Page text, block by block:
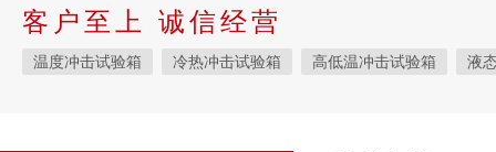
客户至上 诚信经营
温度冲击试验箱 冷热冲击试验箱 高低温冲击试验箱 液